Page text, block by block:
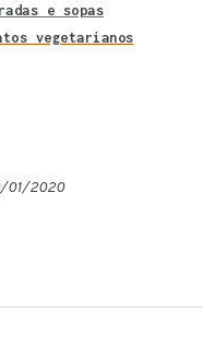
e sopas
vegetarianos
01/2020